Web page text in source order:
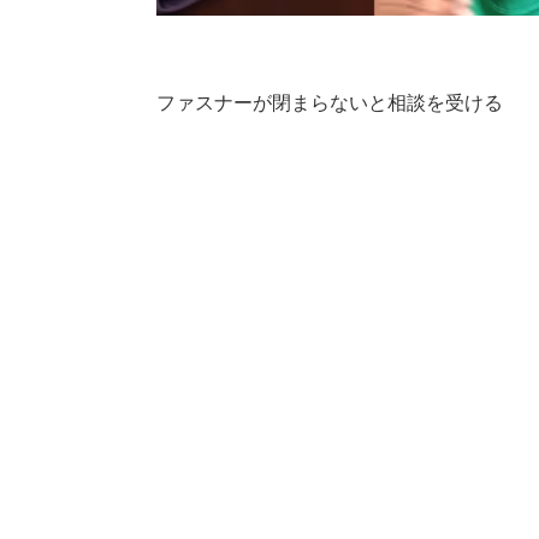
ファスナーが閉まらないと相談を受ける